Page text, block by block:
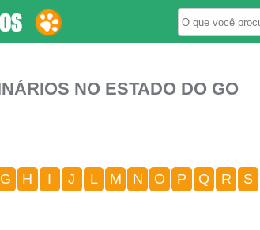
NO ESTADO DO GO
G H I J L M N O P Q R S